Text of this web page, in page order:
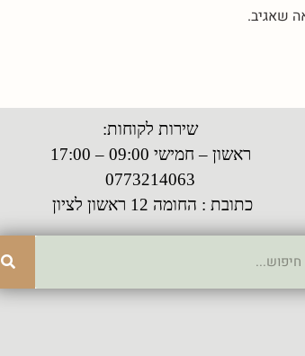
שאגיב.
שירות לקוחות:
ראשון – חמישי 09:00 – 17:00
0773214063
כתובת : החומה 12 ראשון לציון